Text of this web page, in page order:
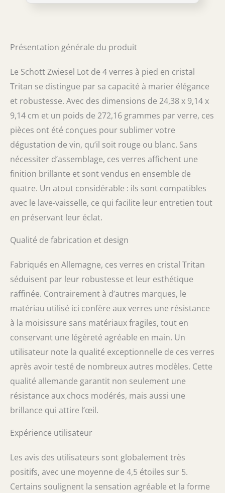
Ne pas tourner le manche et le bol tout en
Allemagne. Variétés de vins recommandées :
Cabernet Sauvignon, Bourgogne, Merlot,
Syrah, Zinfandel, Malbec, Barolo,
Chardonnay, Viognier.
Présentation générale du produit
Le Schott Zwiesel Lot de 4 verres à pied en cristal
Tritan se distingue par sa capacité à marier élégance
et robustesse. Avec des dimensions de 24,38 x 9,14 x
9,14 cm et un poids de 272,16 grammes par verre, ces
pièces ont été conçues pour sublimer votre
dégustation de vin, qu’il soit rouge ou blanc. Sans
nécessiter d’assemblage, ces verres affichent une
finition brillante et sont vendus en ensemble de
quatre. Un atout considérable : ils sont compatibles
avec le lave-vaisselle, ce qui facilite leur entretien tout
en préservant leur éclat.
Qualité de fabrication et design
Fabriqués en Allemagne, ces verres en cristal Tritan
séduisent par leur robustesse et leur esthétique
raffinée. Contrairement à d’autres marques, le
matériau utilisé ici confère aux verres une résistance
à la moisissure sans matériaux fragiles, tout en
conservant une légèreté agréable en main. Un
utilisateur note la qualité exceptionnelle de ces verres
après avoir testé de nombreux autres modèles. Cette
qualité allemande garantit non seulement une
résistance aux chocs modérés, mais aussi une
brillance qui attire l’œil.
Expérience utilisateur
Les avis des utilisateurs sont globalement très
positifs, avec une moyenne de 4,5 étoiles sur 5.
Certains soulignent la sensation agréable et la forme